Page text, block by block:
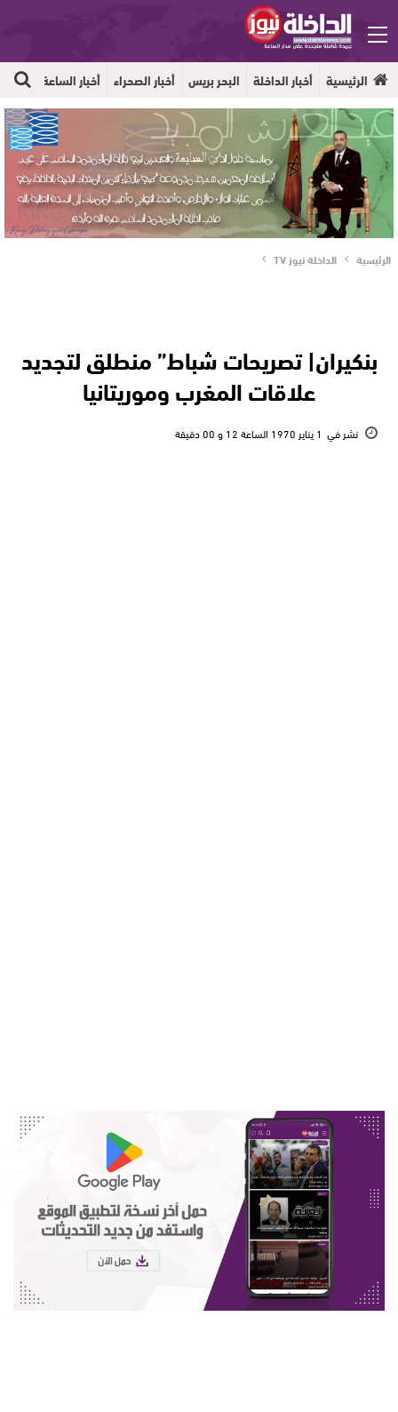
الرئيسية أخبار الداخلة البحر بريس أخبار الصحراء أخبار الساعة
الرئيسية الداخلة نيوز TV
بنكيران| تصريحات شباط” منطلق لتجديد
علاقات المغرب وموريتانيا
نشر في 1 يناير 1970 الساعة 12 و 00 دقيقة